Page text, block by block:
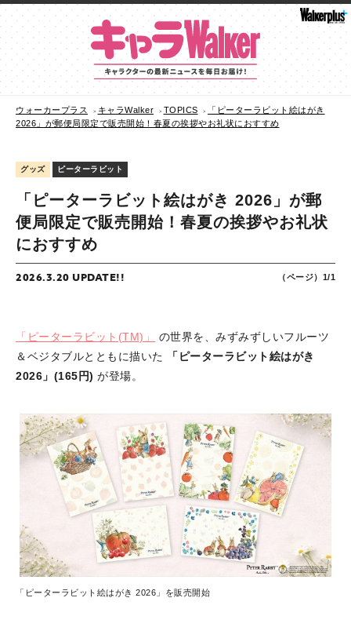
ウォーカープラス キャラWalker TOPICS
「ピーターラビット絵はがき
2026」が郵便局限定で販売開始！春夏の挨拶やお礼状におすすめ
グッズ ピーターラビット
「ピーターラビット絵はがき 2026」が郵
便局限定で販売開始！春夏の挨拶やお礼状
におすすめ
2026.3.20 UPDATE!! （ページ）1/1
「ピーターラビット(TM)」
の世界を、みずみずしいフルーツ
＆ベジタブルとともに描いた
「ピーターラビット絵はがき
2026」(165円) が登場。
「ピーターラビット絵はがき 2026」を販売開始